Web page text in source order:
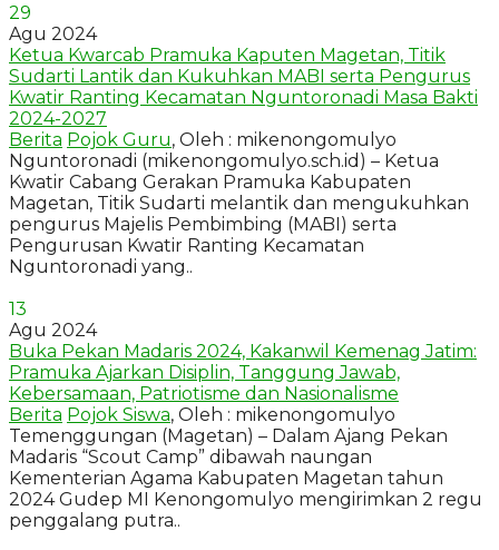
29
Agu 2024
Ketua Kwarcab Pramuka Kaputen Magetan, Titik
Sudarti Lantik dan Kukuhkan MABI serta Pengurus
Kwatir Ranting Kecamatan Nguntoronadi Masa Bakti
2024-2027
Berita Pojok Guru, Oleh : mikenongomulyo
Nguntoronadi (mikenongomulyo.sch.id) – Ketua
Kwatir Cabang Gerakan Pramuka Kabupaten
Magetan, Titik Sudarti melantik dan mengukuhkan
pengurus Majelis Pembimbing (MABI) serta
Pengurusan Kwatir Ranting Kecamatan
Nguntoronadi yang..
13
Agu 2024
Buka Pekan Madaris 2024, Kakanwil Kemenag Jatim:
Pramuka Ajarkan Disiplin, Tanggung Jawab,
Kebersamaan, Patriotisme dan Nasionalisme
Berita Pojok Siswa, Oleh : mikenongomulyo
Temenggungan (Magetan) – Dalam Ajang Pekan
Madaris “Scout Camp” dibawah naungan
Kementerian Agama Kabupaten Magetan tahun
2024 Gudep MI Kenongomulyo mengirimkan 2 regu
penggalang putra..